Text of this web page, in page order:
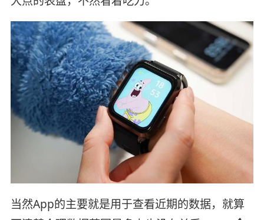
当然App的主要就是用于查看近期的数据，就算